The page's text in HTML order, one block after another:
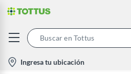
location-
icon
Ingresa tu ubicación